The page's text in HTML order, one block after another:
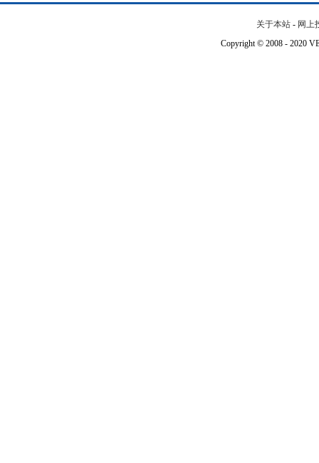
关于本站 - 网上
Copyright © 2008 - 2020